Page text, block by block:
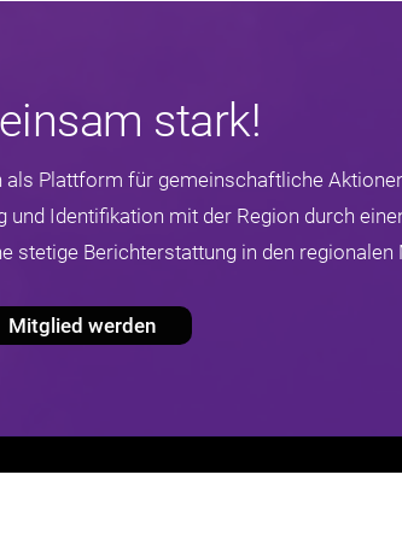
stark!
Plattform für gemeinschaftliche
und Identifikation mit der Region durch
stetige Berichterstattung in den regionalen
Mitglied werden